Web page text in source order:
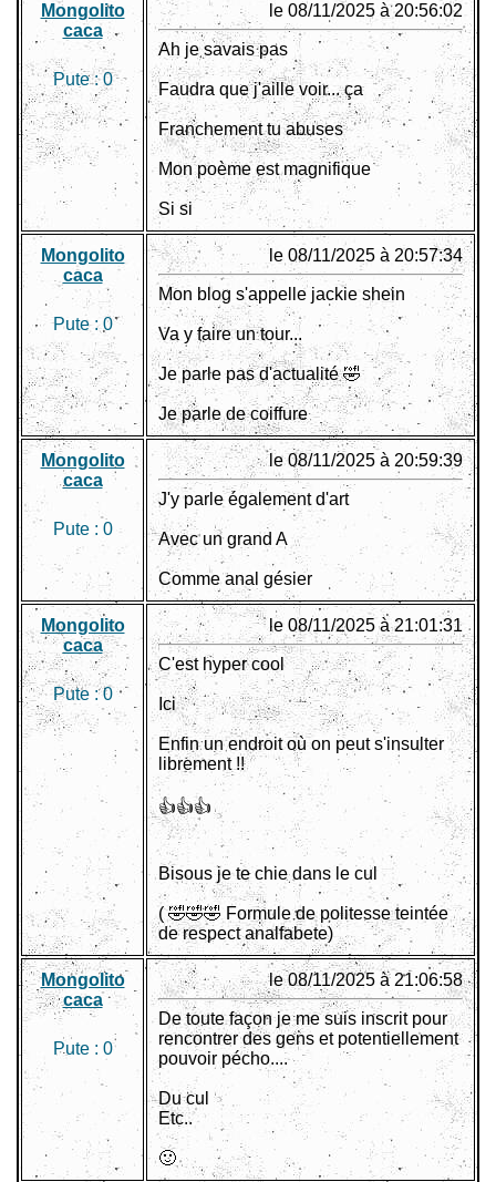
Mongolito
caca
Pute :0
le 08/11/2025 à 20:56:02
Ah je savais pas
Faudra que j'aille voir... ça
Franchement tu abuses
Mon poème est magnifique
Si si
Mongolito
caca
Pute : 0
le 08/11/2025 à 20:57:34
Mon blog s'appelle jackie shein
Va y faire un tour...
Je parle pas d'actualité 🤣
Je parle de coiffure
Mongolito
caca
Pute : 0
le 08/11/2025 à 20:59:39
J'y parle également d'art
Avec un grand A
Comme anal gésier
Mongolito
caca
Pute :0
le 08/11/2025 à 21:01:31
C'est hyper cool
Ici
Enfin un endroit où on peut s'insulter
librement !!
👍👍👍
Bisous je te chie dans le cul
( 🤣🤣🤣 Formule de politesse teintée
de respect analfabete)
Mongolito
caca
Pute : 0
le 08/11/2025 à 21:06:58
De toute façon je me suis inscrit pour
rencontrer des gens et potentiellement
pouvoir pécho....
Du cul
Etc..
🙂